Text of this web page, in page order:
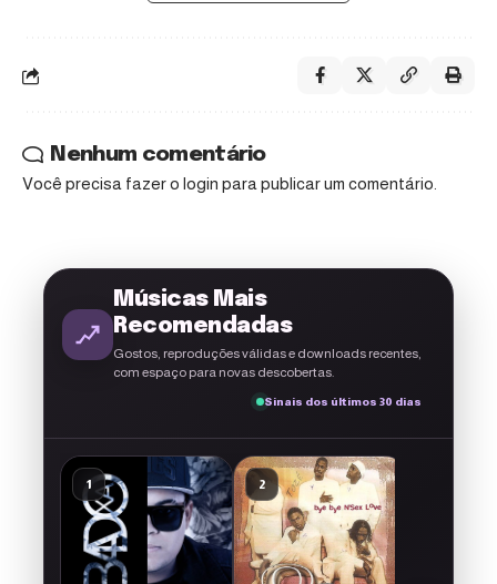
Nenhum comentário
Você precisa fazer o login para publicar um comentário.
Músicas Mais
Recomendadas
Gostos, reproduções válidas e downloads recentes,
com espaço para novas descobertas.
Sinais dos últimos 30 dias
1 2